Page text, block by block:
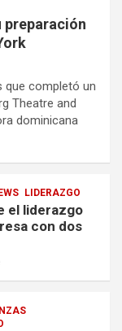
preparación
que completó un
Theatre and
dominicana
LIDERAZGO
el liderazgo
con dos